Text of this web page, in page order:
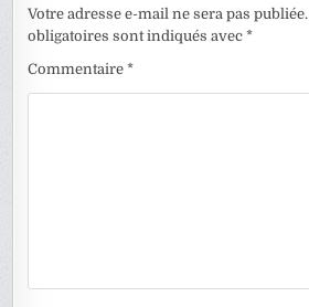
Votre adresse e-mail ne sera pas publiée.
obligatoires sont indiqués avec*
Commentaire*